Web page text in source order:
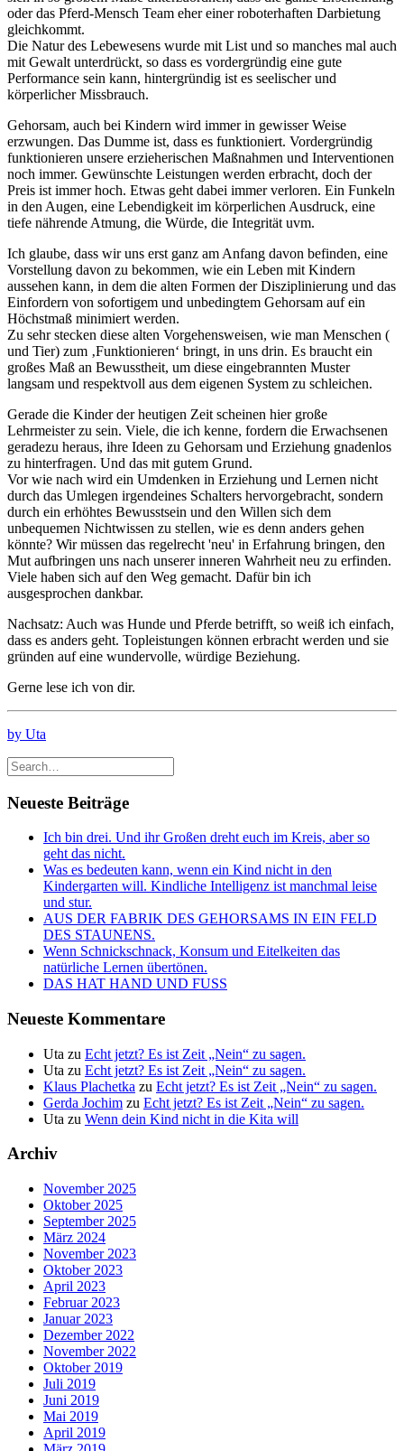
oder das Pferd-Mensch Team eher einer roboterhaften Darbietung
gleichkommt.
Die Natur des Lebewesens wurde mit List und so manches mal auch
mit Gewalt unterdrückt, so dass es vordergründig eine gute
Performance sein kann, hintergründig ist es seelischer und
körperlicher Missbrauch.
Gehorsam, auch bei Kindern wird immer in gewisser Weise
erzwungen. Das Dumme ist, dass es funktioniert. Vordergründig
funktionieren unsere erzieherischen Maßnahmen und Interventionen
noch immer. Gewünschte Leistungen werden erbracht, doch der
Preis ist immer hoch. Etwas geht dabei immer verloren. Ein Funkeln
in den Augen, eine Lebendigkeit im körperlichen Ausdruck, eine
tiefe nährende Atmung, die Würde, die Integrität uvm.
Ich glaube, dass wir uns erst ganz am Anfang davon befinden, eine
Vorstellung davon zu bekommen, wie ein Leben mit Kindern
aussehen kann, in dem die alten Formen der Disziplinierung und das
Einfordern von sofortigem und unbedingtem Gehorsam auf ein
Höchstmaß minimiert werden.
Zu sehr stecken diese alten Vorgehensweisen, wie man Menschen (
und Tier) zum ‚Funktionieren‘ bringt, in uns drin. Es braucht ein
großes Maß an Bewusstheit, um diese eingebrannten Muster
langsam und respektvoll aus dem eigenen System zu schleichen.
Gerade die Kinder der heutigen Zeit scheinen hier große
Lehrmeister zu sein. Viele, die ich kenne, fordern die Erwachsenen
geradezu heraus, ihre Ideen zu Gehorsam und Erziehung gnadenlos
zu hinterfragen. Und das mit gutem Grund.
Vor wie nach wird ein Umdenken in Erziehung und Lernen nicht
durch das Umlegen irgendeines Schalters hervorgebracht, sondern
durch ein erhöhtes Bewusstsein und den Willen sich dem
unbequemen Nichtwissen zu stellen, wie es denn anders gehen
könnte? Wir müssen das regelrecht 'neu' in Erfahrung bringen, den
Mut aufbringen uns nach unserer inneren Wahrheit neu zu erfinden.
Viele haben sich auf den Weg gemacht. Dafür bin ich
ausgesprochen dankbar.
Nachsatz: Auch was Hunde und Pferde betrifft, so weiß ich einfach,
dass es anders geht. Topleistungen können erbracht werden und sie
gründen auf eine wundervolle, würdige Beziehung.
Gerne lese ich von dir.
by Uta
Neueste Beiträge
Ich bin drei. Und ihr Großen dreht euch im Kreis, aber so
geht das nicht.
Was es bedeuten kann, wenn ein Kind nicht in den
Kindergarten will. Kindliche Intelligenz ist manchmal leise
und stur.
AUS DER FABRIK DES GEHORSAMS IN EIN FELD
DES STAUNENS.
Wenn Schnickschnack, Konsum und Eitelkeiten das
natürliche Lernen übertönen.
DAS HAT HAND UND FUSS
Neueste Kommentare
Uta zu Echt jetzt? Es ist Zeit „Nein“ zu sagen.
Uta zu Echt jetzt? Es ist Zeit „Nein“ zu sagen.
Klaus Plachetka zu Echt jetzt? Es ist Zeit „Nein“ zu sagen.
Gerda Jochim zu Echt jetzt? Es ist Zeit „Nein“ zu sagen.
Uta zu Wenn dein Kind nicht in die Kita will
Archiv
November 2025
Oktober 2025
September 2025
März 2024
November 2023
Oktober 2023
April 2023
Februar 2023
Januar 2023
Dezember 2022
November 2022
Oktober 2019
Juli 2019
Juni 2019
Mai 2019
April 2019